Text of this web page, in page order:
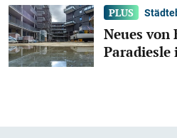
Neues von